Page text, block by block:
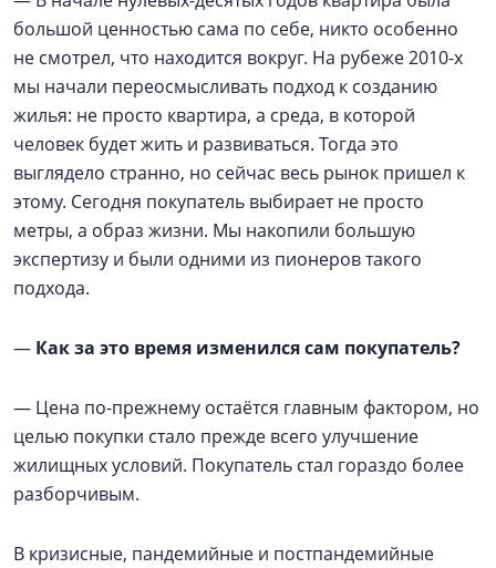
большой ценностью сама по себе, никто особенно
не смотрел, что находится вокруг. На рубеже 2010-х
мы начали переосмысливать подход к созданию
жилья: не просто квартира, а среда, в которой
человек будет жить и развиваться. Тогда это
выглядело странно, но сейчас весь рынок пришел к
этому. Сегодня покупатель выбирает не просто
метры, а образ жизни. Мы накопили большую
экспертизу и были одними из пионеров такого
подхода.
— Как за это время изменился сам покупатель?
— Цена по-прежнему остаётся главным фактором, но
целью покупки стало прежде всего улучшение
жилищных условий. Покупатель стал гораздо более
разборчивым.
В кризисные, пандемийные и постпандемийные